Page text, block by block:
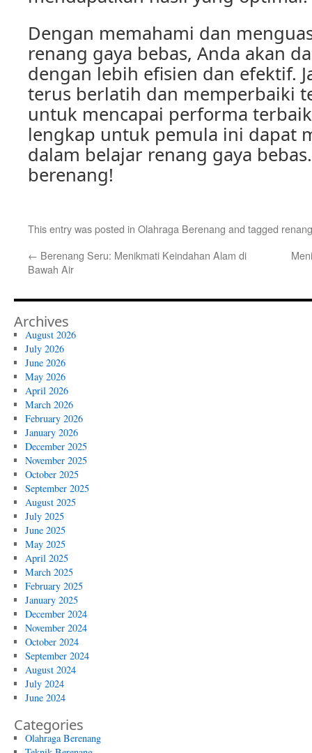
Dengan memahami dan
renang gaya bebas, Anda akan
dengan lebih efisien dan efektif.
terus berlatih dan memperbaiki
untuk mencapai performa
lengkap untuk pemula ini dapat
dalam belajar renang gaya
berenang!
This entry was posted in Olahraga Berenang and tagged
← Berenang Seru: Menikmati Keindahan Alam di
Bawah Air
Archives
August 2026
July 2026
June 2026
May 2026
April 2026
March 2026
February 2026
January 2026
December 2025
November 2025
October 2025
September 2025
August 2025
July 2025
June 2025
May 2025
April 2025
March 2025
February 2025
January 2025
December 2024
November 2024
October 2024
September 2024
August 2024
July 2024
June 2024
Categories
Olahraga Berenang